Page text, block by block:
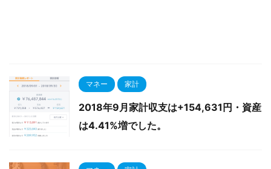
マネー 家計
2018年9月家計収支は+154,631円・資産
は4.41%増でした。